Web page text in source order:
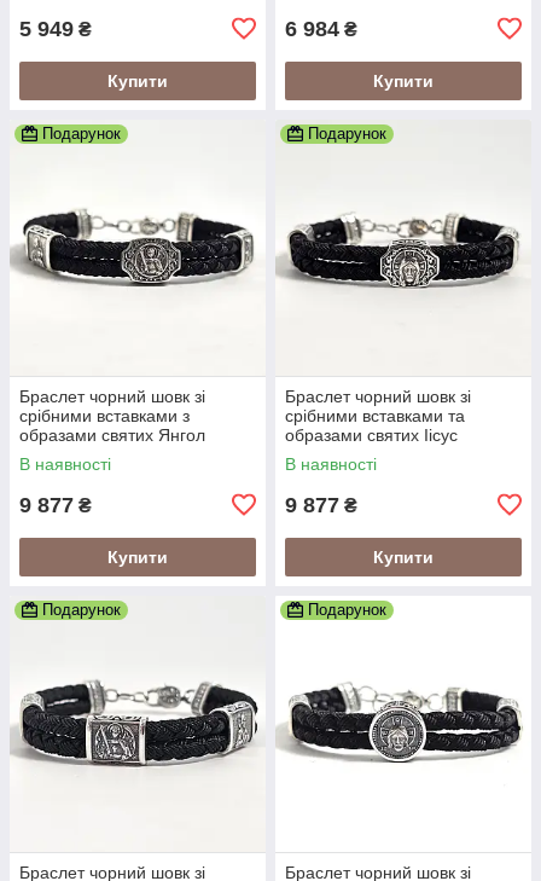
5 949 ₴
Купити
6 984 ₴
Купити
Подарунок
Браслет чорний шовк зі
срібними вставками з
образами святих Янгол
Охоронець
В наявності
9 877 ₴
Купити
Подарунок
Браслет чорний шовк зі
срібними вставками та
образами святих Іісус
Христос
В наявності
9 877 ₴
Купити
Подарунок
Браслет чорний шовк зі
Подарунок
Браслет чорний шовк зі